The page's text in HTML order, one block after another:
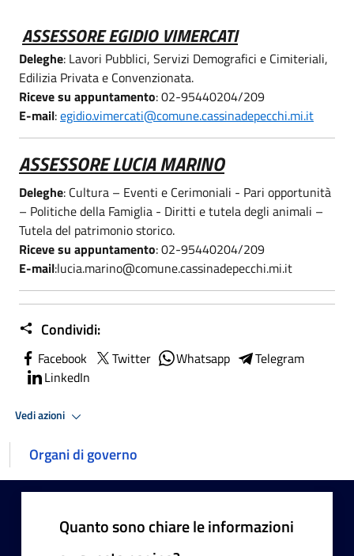
ASSESSORE EGIDIO VIMERCATI
Deleghe: Lavori Pubblici, Servizi Demografici e Cimiteriali,
Edilizia Privata e Convenzionata.
Riceve su appuntamento: 02-95440204/209
E-mail:egidio.vimercati@comune.cassinadepecchi.mi.it
ASSESSORE LUCIA MARINO
Deleghe: Cultura – Eventi e Cerimoniali - Pari opportunità
– Politiche della Famiglia - Diritti e tutela degli animali –
Tutela del patrimonio storico.
Riceve su appuntamento: 02-95440204/209
E-mail:lucia.marino@comune.cassinadepecchi.mi.it
Condividi:
Facebook Twitter Whatsapp
Telegram
LinkedIn
Vedi azioni
Organi di governo
Quanto sono chiare le informazioni